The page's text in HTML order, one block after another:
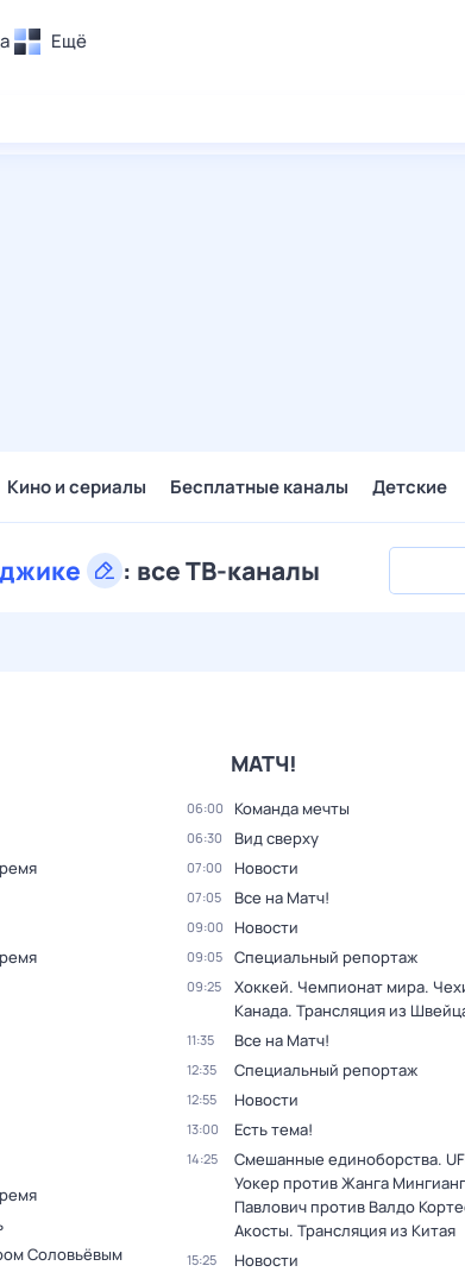
Ещё
Кино и сериалы Бесплатные каналы Детские
: все ТВ-каналы
Соловьёвым
МАТЧ!
06:00 Команда мечты
06:30 Вид сверху
07:00 Новости
07:05 Все на Матч!
09:00 Новости
09:05 Специальный репортаж
09:25
Хоккей. Чемпионат мира.
Канада. Трансляция из
11:35 Все на Матч!
12:35 Специальный репортаж
12:55 Новости
13:00 Есть тема!
14:25
Смешанные единоборства.
Уокер против Жанга
Павлович против Валдо
Акосты. Трансляция из Китая
15:25 Новости